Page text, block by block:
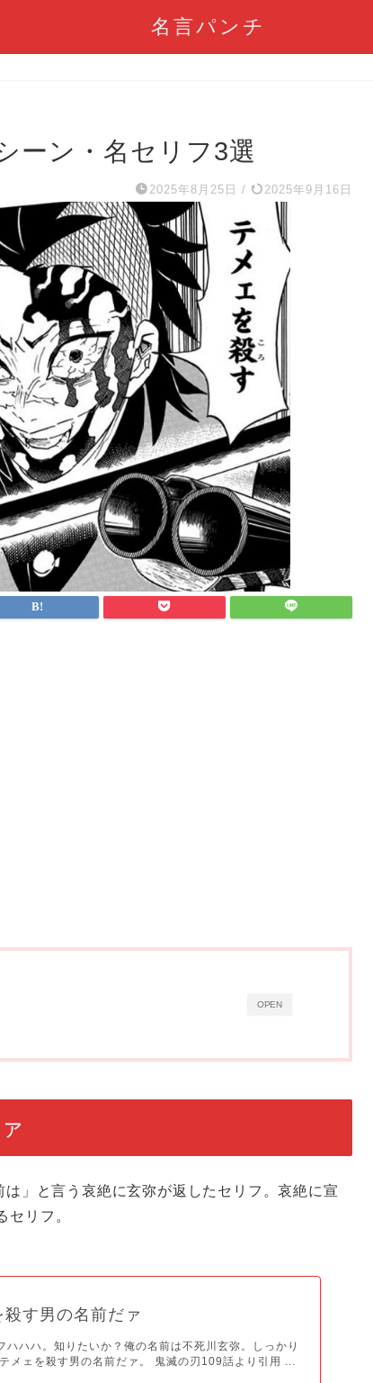
名言パンチ
ーン・名セリフ3選
2025年8月25日 / 2025年9月16日
OPEN
」と言う哀絶に玄弥が返したセリフ。哀絶に宣
セリフ。
殺す男の名前だァ
ハハハ。知りたいか？俺の名前は不死川玄弥。しっかり
メェを殺す男の名前だァ。 鬼滅の刃109話より引用 ...